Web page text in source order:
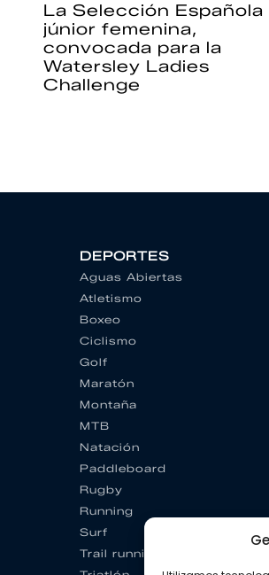
La Selección Española
júnior femenina,
convocada para la
Watersley Ladies
Challenge
DEPORTES
Aguas Abiertas
Atletismo
Boxeo
Ciclismo
Golf
Maratón
Montaña
MTB
Natación
Paddleboard
Rugby
Running
Surf
Trail running